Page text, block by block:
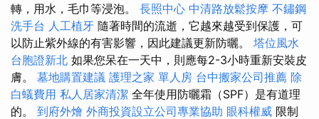
轉，用水，毛巾等浸泡。 長照中心 中清路放鬆按摩 不鏽鋼
洗手台 人工植牙 隨著時間的流逝，它越來越受到保護，可
以防止紫外線的有害影響，因此建議更新防曬。 塔位風水
台胞證新北 如果您呆在一天中，則應每2-3小時重新安裝皮
膚。 墓地購置建議 護理之家 單人房 台中搬家公司推薦 除
白蟻費用 私人居家清潔 全年使用防曬霜（SPF）是有道理
的。 到府外燴 外商投資設立公司專業協助 眼科權威 限制